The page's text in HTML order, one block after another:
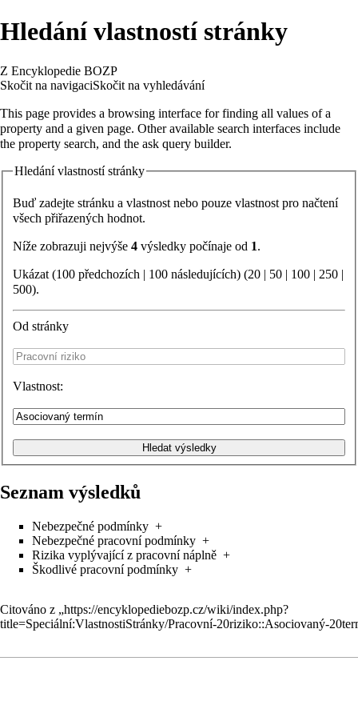
Hledání vlastností stránky
Z Encyklopedie BOZP
Skočit na navigaciSkočit na vyhledávání
This page provides a browsing interface for finding all values of a
property and a given page. Other available search interfaces include
the property search, and the ask query builder.
Hledání vlastností stránky
Buď zadejte stránku a vlastnost nebo pouze vlastnost pro načtení
všech přiřazených hodnot.
Níže zobrazuji nejvýše 4 výsledky počínaje od 1.
Ukázat (100 předchozích | 100 následujících) (20 50 100 250
500).
Od stránky
Vlastnost:
Seznam výsledků
Nebezpečné podmínky +
Nebezpečné pracovní podmínky +
Rizika vyplývající z pracovní náplně +
Škodlivé pracovní podmínky +
Citováno z „https://encyklopediebozp.cz/wiki/index.php?
title=Speciální:VlastnostiStránky/Pracovní-20riziko::Asociovaný-